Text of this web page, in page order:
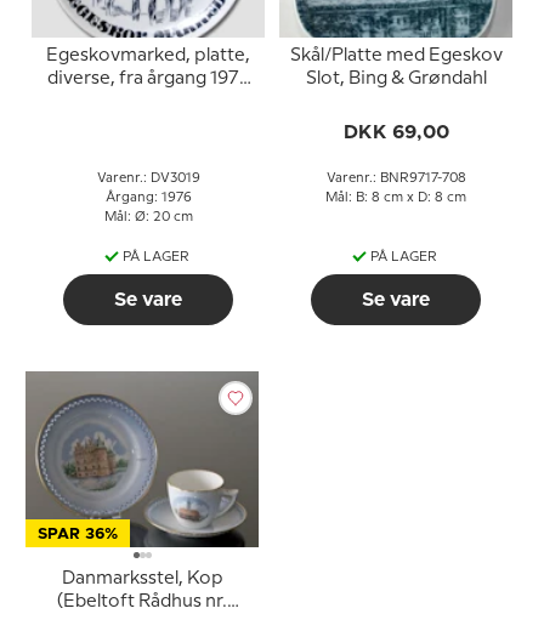
Egeskovmarked, platte,
diverse, fra årgang 1976
Varenr.: DV3019
Årgang: 1976
Mål: Ø: 20 cm
PÅ LAGER
Se vare
Skål/Platte med Egeskov
Slot, Bing & Grøndahl
DKK 69,00
Varenr.: BNR9717-708
Mål: B: 8 cm x D: 8 cm
PÅ LAGER
Se vare
SPAR 36%
Danmarksstel, Kop
(Ebeltoft Rådhus nr.